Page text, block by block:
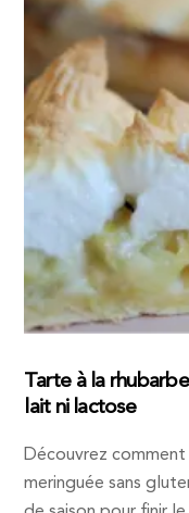
Tarte à la
lait ni lactose
Découvrez
meringuée sans